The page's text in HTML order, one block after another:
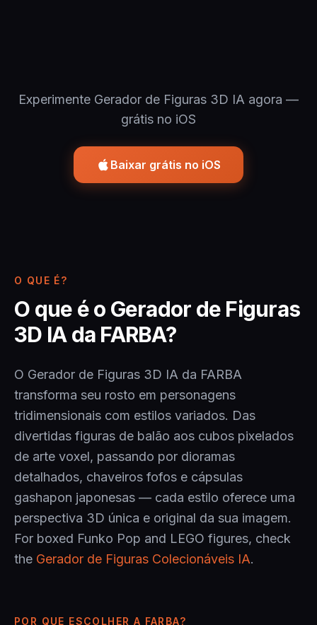
Experimente Gerador de Figuras 3D IA agora —
grátis no iOS
Baixar grátis no iOS
O QUE É?
O que é o Gerador de Figuras
3D IA da FARBA?
O Gerador de Figuras 3D IA da FARBA
transforma seu rosto em personagens
tridimensionais com estilos variados. Das
divertidas figuras de balão aos cubos pixelados
de arte voxel, passando por dioramas
detalhados, chaveiros fofos e cápsulas
gashapon japonesas — cada estilo oferece uma
perspectiva 3D única e original da sua imagem.
For boxed Funko Pop and LEGO figures, check
the Gerador de Figuras Colecionáveis IA.
POR QUE ESCOLHER A FARBA?